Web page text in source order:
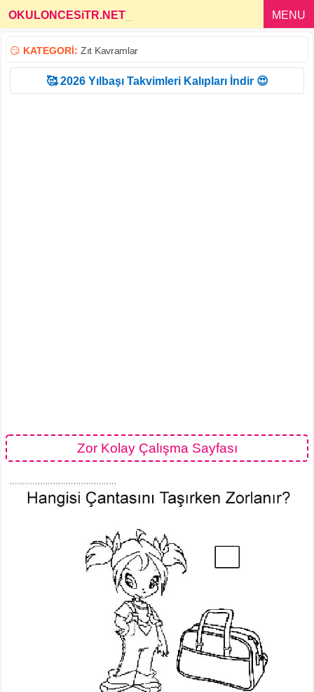
OKULONCESiTR.NET MENU
😏 KATEGORİ: Zıt Kavramlar
🥰 2026 Yılbaşı Takvimleri Kalıpları İndir 😍
Zor Kolay Çalışma Sayfası